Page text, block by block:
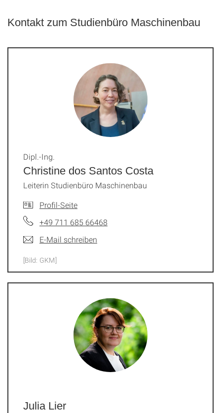
Kontakt zum Studienbüro Maschinenbau
Christine dos Santos Costa
Dipl.-Ing.
Leiterin Studienbüro Maschinenbau
Profil-Seite
+49 711 685 66468
E-Mail schreiben
[Bild: GKM]
Julia Lier